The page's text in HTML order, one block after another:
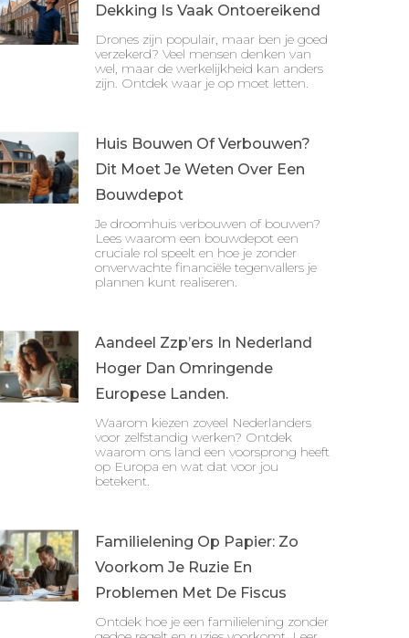
Dekking Is Vaak Ontoereikend
Drones zijn populair, maar ben je goed
verzekerd? Veel mensen denken van
wel, maar de werkelijkheid kan anders
zijn. Ontdek waar je op moet letten.
Huis Bouwen Of Verbouwen?
Dit Moet Je Weten Over Een
Bouwdepot
Je droomhuis verbouwen of bouwen?
Lees waarom een bouwdepot een
cruciale rol speelt en hoe je zonder
onverwachte financiële tegenvallers je
plannen kunt realiseren.
Aandeel Zzp’ers In Nederland
Hoger Dan Omringende
Europese Landen.
Waarom kiezen zoveel Nederlanders
voor zelfstandig werken? Ontdek
waarom ons land een voorsprong heeft
op Europa en wat dat voor jou
betekent.
Familielening Op Papier: Zo
Voorkom Je Ruzie En
Problemen Met De Fiscus
Ontdek hoe je een familielening zonder